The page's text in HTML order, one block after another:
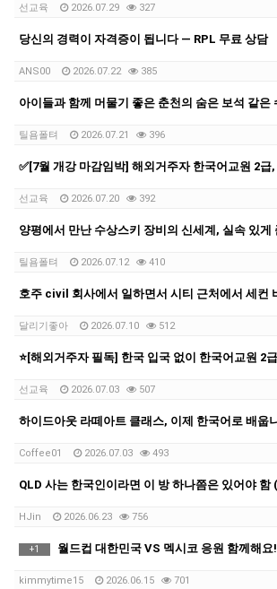
선교육 2026.07.29 327
당신의 경력이 자격증이 됩니다 — RPL 무료 상담
ANS00 2026.07.22 385
틸욤폴텨 2026.07.21 396
선교육 2026.07.20 392
틸욤폴텨 2026.07.12 410
달리기좋아 2026.07.10 512
선교육 2026.07.03 507
Coffee01 2026.07.03 493
HJin 2026.06.23 756
+1 월드컵 대한민국 VS 멕시코 응원 함께해요!
kimmytime15 2026.06.15 701